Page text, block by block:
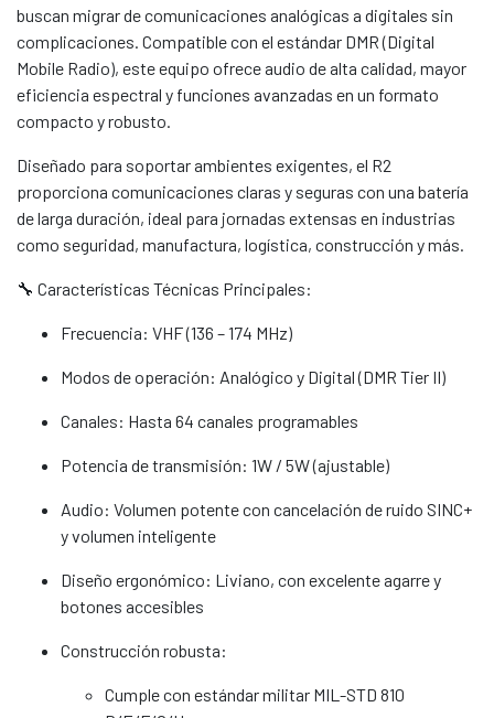
buscan migrar de comunicaciones analógicas a digitales sin
complicaciones. Compatible con el estándar DMR (Digital
Mobile Radio), este equipo ofrece audio de alta calidad, mayor
eficiencia espectral y funciones avanzadas en un formato
compacto y robusto.
Diseñado para soportar ambientes exigentes, el R2
proporciona comunicaciones claras y seguras con una batería
de larga duración, ideal para jornadas extensas en industrias
como seguridad, manufactura, logística, construcción y más.
🔧 Características Técnicas Principales:
Frecuencia: VHF (136 – 174 MHz)
Modos de operación: Analógico y Digital (DMR Tier II)
Canales: Hasta 64 canales programables
Potencia de transmisión: 1W / 5W (ajustable)
Audio: Volumen potente con cancelación de ruido SINC+
y volumen inteligente
Diseño ergonómico: Liviano, con excelente agarre y
botones accesibles
Construcción robusta:
Cumple con estándar militar MIL-STD 810